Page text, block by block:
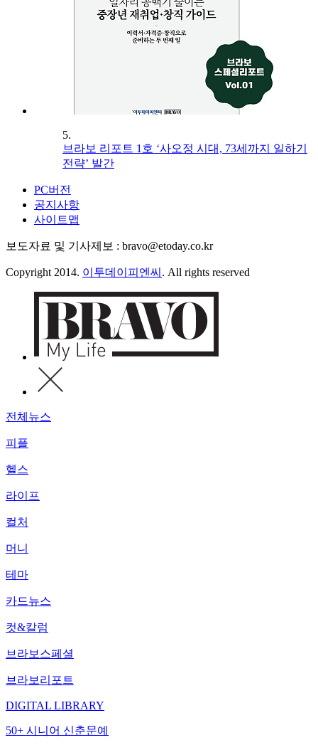
5.
브라보 리포트 1호 ‘사오정 시대, 73세까지 일하기
전략’ 발간
PC버전
공지사항
사이트맵
보도자료 및 기사제보 : bravo@etoday.co.kr
Copyright 2014. 이투데이피엔씨 . All rights reserved
전체뉴스
피플
헬스
라이프
컬처
머니
테마
카드뉴스
컷&칼럼
브라보스페셜
브라보리포트
DIGITAL LIBRARY
50+ 시니어 신춘문예